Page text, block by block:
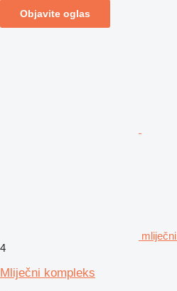
Objavite oglas
4
Mliječni kompleks